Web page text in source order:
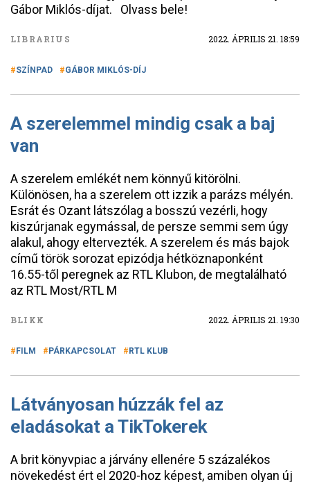
Gábor Miklós-díjat. Olvass bele!
LIBRARIUS 2022. ÁPRILIS 21. 18:59
SZÍNPAD GÁBOR MIKLÓS-DÍJ
A szerelemmel mindig csak a baj
van
A szerelem emlékét nem könnyű kitörölni.
Különösen, ha a szerelem ott izzik a parázs mélyén.
Esrát és Ozant látszólag a bosszú vezérli, hogy
kiszúrjanak egymással, de persze semmi sem úgy
alakul, ahogy eltervezték. A szerelem és más bajok
című török sorozat epizódja hétköznaponként
16.55-től peregnek az RTL Klubon, de megtalálható
az RTL Most/RTL M
BLIKK 2022. ÁPRILIS 21. 19:30
FILM PÁRKAPCSOLAT RTL KLUB
Látványosan húzzák fel az
eladásokat a TikTokerek
A brit könyvpiac a járvány ellenére 5 százalékos
növekedést ért el 2020-hoz képest, amiben olyan új